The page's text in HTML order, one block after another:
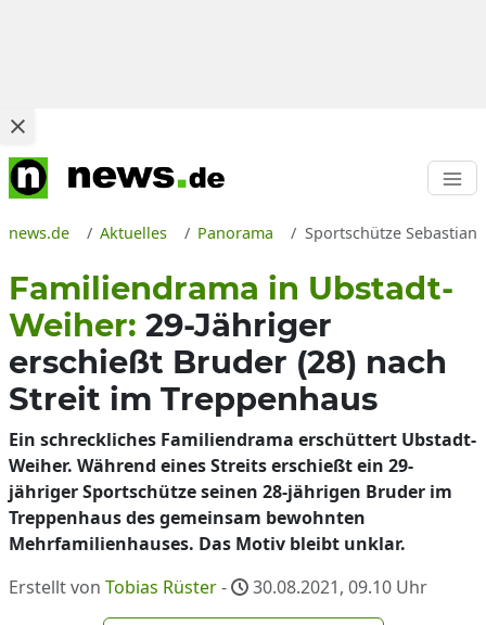
news.de Aktuelles Panorama Sportschütze
Familiendrama in Ubstadt-
Weiher: 29-Jähriger
erschießt Bruder (28) nach
Streit im Treppenhaus
Ein schreckliches Familiendrama erschüttert Ubstadt-
Weiher. Während eines Streits erschießt ein 29-
jähriger Sportschütze seinen 28-jährigen Bruder im
Treppenhaus des gemeinsam bewohnten
Mehrfamilienhauses. Das Motiv bleibt unklar.
Erstellt von Tobias Rüster- 30.08.2021, 09.10 Uhr